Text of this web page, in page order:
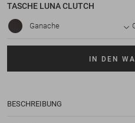
TASCHE LUNA CLUTCH
Ganache
IN DEN
BESCHREIBUNG